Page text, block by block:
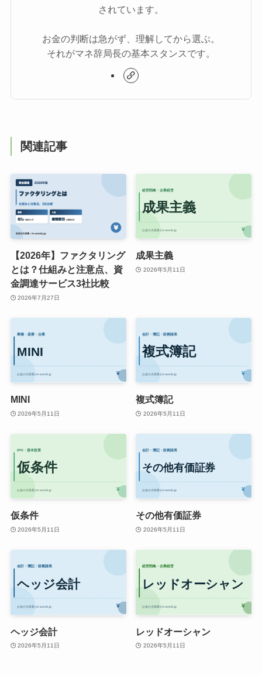
されています。
お金の判断は急がず、理解してから選ぶ。
それがマネ辞局長の基本スタンスです。
関連記事
【2026年】ファクタリング
とは？仕組みと注意点、資
金調達サービス3社比較
2026年7月27日
成果主義
2026年5月11日
MINI
2026年5月11日
複式簿記
2026年5月11日
仮条件
2026年5月11日
その他有価証券
2026年5月11日
ヘッジ会計
2026年5月11日
レッドオーシャン
2026年5月11日